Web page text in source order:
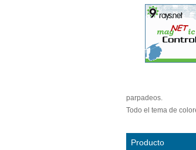
parpadeos.
Todo el tema de
Producto